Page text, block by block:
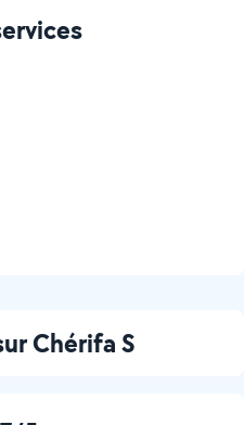
Chérifa S